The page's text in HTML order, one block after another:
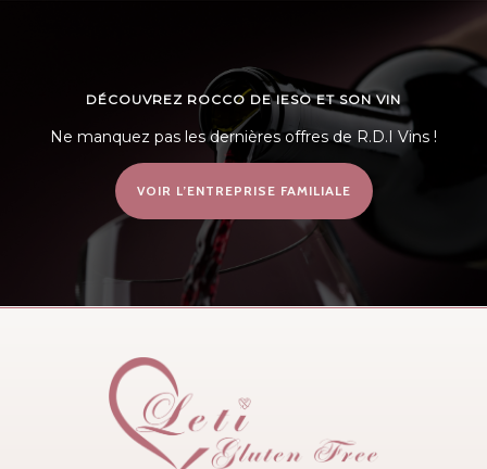
DÉCOUVREZ ROCCO DE IESO ET SON VIN
Ne manquez pas les dernières offres de R.D.I Vins !
VOIR L’ENTREPRISE FAMILIALE